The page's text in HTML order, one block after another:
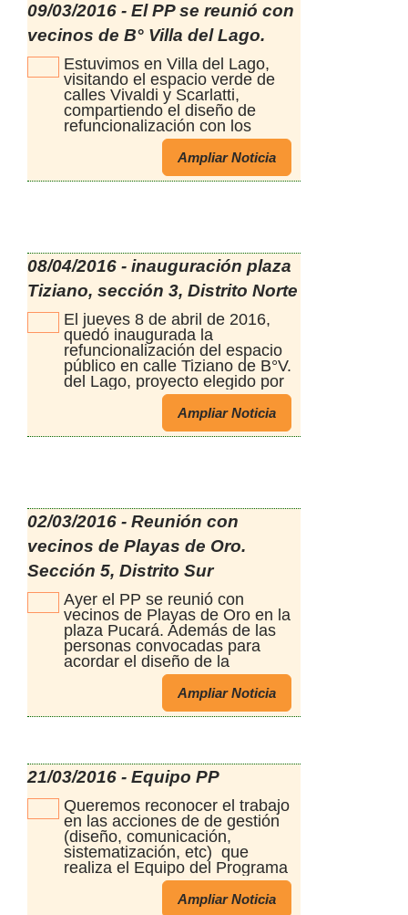
09/03/2016 - El PP se reunió con
vecinos de B° Villa del Lago.
Estuvimos en Villa del Lago,
visitando el espacio verde de
calles Vivaldi y Scarlatti,
compartiendo el diseño de
refuncionalización con los
vecinos del lugar.
Ampliar Noticia
08/04/2016 - inauguración plaza
Tiziano, sección 3, Distrito Norte
El jueves 8 de abril de 2016,
quedó inaugurada la
refuncionalización del espacio
público en calle Tiziano de B°V.
del Lago, proyecto elegido por
los vecinos en el PP. Se
equipó esta plaza con un Gym
a cielo abierto de 10 aparatos,
posibilidad de uso y disfrute
que ofrece el mejoramiento
realizado. Monto total
ejecutado $100.462,70
Ampliar Noticia
02/03/2016 - Reunión con
vecinos de Playas de Oro.
Sección 5, Distrito Sur
Ayer el PP se reunió con
vecinos de Playas de Oro en la
plaza Pucará. Además de las
personas convocadas para
acordar el diseño de la
refuncionalización de este
espacio; los vecinos se
acercaron espontaneamente a
aparatos de la Estación
Saludable, los adultos
entrenan, los niños juegan, las
abuelas caminan, toman
mates... Este recorrido por las
plazas donde ya comenzamos
con la refuncionalizacion, los
comentarios de la gente del
lugar, los turistas, confirman
que la elección de los
Ampliar Noticia
21/03/2016 - Equipo PP
Queremos reconocer el trabajo
en las acciones de de gestión
(diseño, comunicación,
sistematización, etc) que
realiza el Equipo del Programa
Presupuesto Participativo
(Coordinador,administrativos,
Ampliar Noticia